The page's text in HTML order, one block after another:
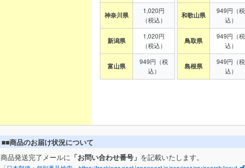
神奈川県
1,020円
（税込）
新潟県
1,020円
（税込）
富山県
949円（税
込）
和歌山県
949円（税
込）
鳥取県
949円（税
込）
島根県
949円（税
込）
■■商品のお届け状況について
商品発送完了メールに 「お問い合わせ番号」 を記載いたします。